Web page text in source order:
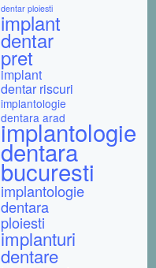
dentar ploiesti
implant
dentar
pret
implant
dentar riscuri
implantologie
dentara arad
implantologie
dentara
bucuresti
implantologie
dentara
ploiesti
implanturi
dentare